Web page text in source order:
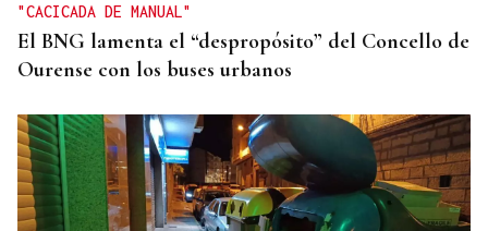
"CACICADA DE MANUAL"
El BNG lamenta el “despropósito” del Concello de
Ourense con los buses urbanos